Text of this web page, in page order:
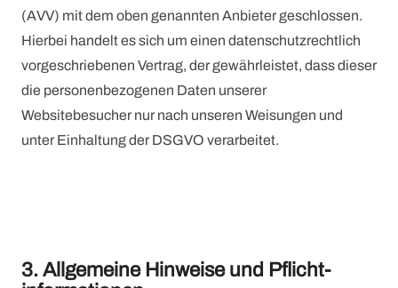
(AVV) mit dem oben genannten Anbieter geschlossen.
Hierbei handelt es sich um einen datenschutzrechtlich
vorgeschriebenen Vertrag, der gewährleistet, dass dieser
die personenbezogenen Daten unserer
Websitebesucher nur nach unseren Weisungen und
unter Einhaltung der DSGVO verarbeitet.
3. Allgemeine Hinweise und Pflicht­